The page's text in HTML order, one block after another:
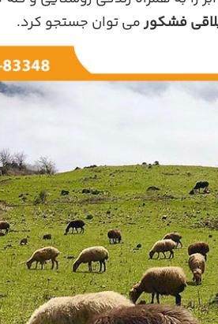
فشکورمی توان جستجو کرد.